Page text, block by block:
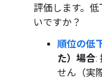
評価します。
いですか？
順位の低
た）場合:
せん（実